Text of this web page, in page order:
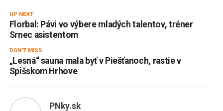
UP NEXT
Florbal: Pávi vo výbere mladých talentov, tréner
Srnec asistentom
DON'T MISS
„Lesná“ sauna mala byť v Piešťanoch, rastie v
Spišskom Hrhove
PNky.sk